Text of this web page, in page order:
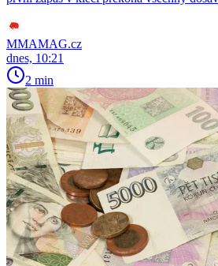
MMAMAG.cz
dnes, 10:21
2 min